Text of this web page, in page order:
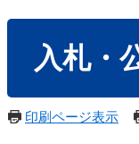
入札・
印刷ページ表示